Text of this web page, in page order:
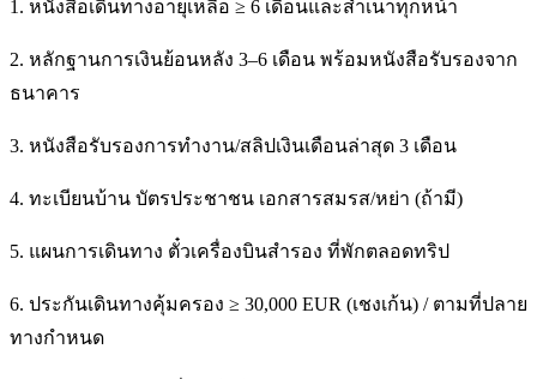
1. หนังสือเดินทางอายุเหลือ ≥ 6 เดือนและสำเนาทุกหน้า
2. หลักฐานการเงินย้อนหลัง 3–6 เดือน พร้อมหนังสือรับรองจาก
ธนาคาร
3. หนังสือรับรองการทำงาน/สลิปเงินเดือนล่าสุด 3 เดือน
4. ทะเบียนบ้าน บัตรประชาชน เอกสารสมรส/หย่า (ถ้ามี)
5. แผนการเดินทาง ตั๋วเครื่องบินสำรอง ที่พักตลอดทริป
6. ประกันเดินทางคุ้มครอง ≥ 30,000 EUR (เชงเก้น) / ตามที่ปลาย
ทางกำหนด